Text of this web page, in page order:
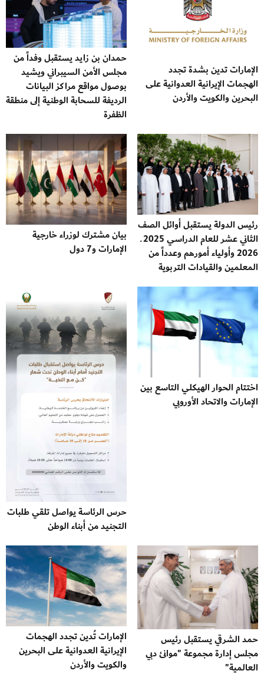
الإمارات تدين بشدة تجدد
الهجمات الإيرانية العدوانية على
البحرين والكويت والأردن
حمدان بن زايد يستقبل وفداً من
مجلس الأمن السيبراني ويشيد
بوصول مواقع مراكز البيانات
الرديفة للسحابة الوطنية إلى منطقة
الظفرة
رئيس الدولة يستقبل أوائل الصف
الثاني عشر للعام الدراسي 2025 ـ
2026 وأولياء أمورهم وعدداً من
المعلمين والقيادات التربوية
بيان مشترك لوزراء خارجية
الإمارات و7 دول
اختتام الحوار الهيكلي التاسع بين
الإمارات والاتحاد الأوروبي
حرس الرئاسة يواصل تلقي طلبات
التجنيد من أبناء الوطن
حمد الشرقي يستقبل رئيس
مجلس إدارة مجموعة "موانئ دبي
العالمية"
الإمارات تُدين تجدد الهجمات
الإيرانية العدوانية على البحرين
والكويت والأردن